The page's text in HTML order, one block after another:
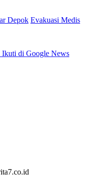
Depok Evakuasi Medis
Ikuti di Google News